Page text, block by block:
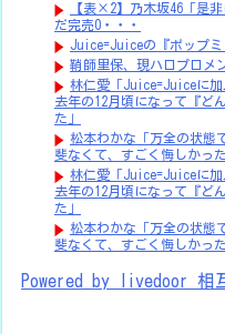
【表×2】乃木坂46「是
だ完売0・・・
Juice=Juiceの『ポップ
鞘師里保、現ハロプロメ
林仁愛「Juice=Juiceに
去年の12月頃になって『ど
た」
松本わかな「万全の状態
斐なくて、すごく悔しかった
林仁愛「Juice=Juiceに
去年の12月頃になって『ど
た」
松本わかな「万全の状態
斐なくて、すごく悔しかった
Powered by livedoor 相